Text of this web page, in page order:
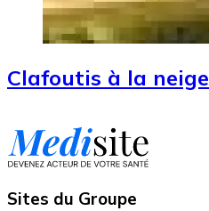
Clafoutis à la neige
Sites du Groupe